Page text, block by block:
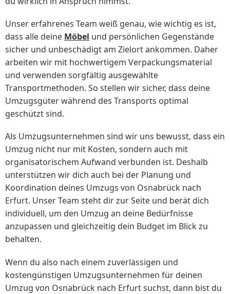
Unser erfahrenes Team weiß genau, wie wichtig es ist,
dass alle deine Möbel und persönlichen Gegenstände
sicher und unbeschädigt am Zielort ankommen. Daher
arbeiten wir mit hochwertigem Verpackungsmaterial
und verwenden sorgfältig ausgewählte
Transportmethoden. So stellen wir sicher, dass deine
Umzugsgüter während des Transports optimal
geschützt sind.
Als Umzugsunternehmen sind wir uns bewusst, dass ein
Umzug nicht nur mit Kosten, sondern auch mit
organisatorischem Aufwand verbunden ist. Deshalb
unterstützen wir dich auch bei der Planung und
Koordination deines Umzugs von Osnabrück nach
Erfurt. Unser Team steht dir zur Seite und berät dich
individuell, um den Umzug an deine Bedürfnisse
anzupassen und gleichzeitig dein Budget im Blick zu
behalten.
Wenn du also nach einem zuverlässigen und
kostengünstigen Umzugsunternehmen für deinen
Umzug von Osnabrück nach Erfurt suchst, dann bist du